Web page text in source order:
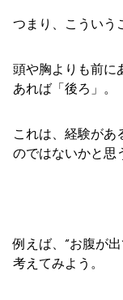
つまり、こういう
頭や胸よりも前に
あれば「後ろ」。
これは、経験があ
のではないかと思
例えば、”お腹が
考えてみよう。